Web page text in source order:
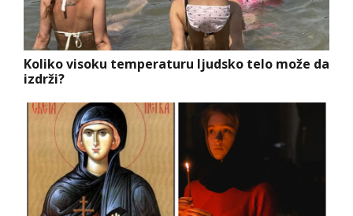
Koliko visoku temperaturu ljudsko telo može da
izdrži?